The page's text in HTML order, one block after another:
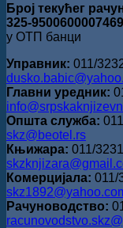
Број текућег
325-
у ОТП банци
Управник: 011/
Главни уредник:
Општа служба:
skz@beotel.rs
Књижара: 011/
Комерцијала: 011/
Рачуноводство: